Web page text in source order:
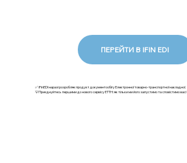
ПЕРЕЙТИ В IFIN EDI
✅ iFinEDI наразі розробляє продукт документообігу Електронної товарно-транспортної накладної.
💡Приєднуйтесь першими до нового сервісу ЕТТН: як тільки ми його запустимо та сповістимо вас!